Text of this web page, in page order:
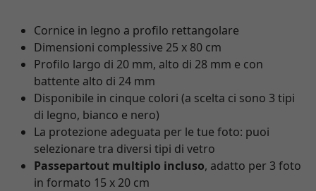
Cornice in legno a profilo rettangolare
Dimensioni complessive 25 x 80 cm
Profilo largo di 20 mm, alto di 28 mm e con
battente alto di 24 mm
Disponibile in cinque colori (a scelta ci sono 3 tipi
di legno, bianco e nero)
La protezione adeguata per le tue foto: puoi
selezionare tra diversi tipi di vetro
Passepartout multiplo incluso, adatto per 3 foto
in formato 15 x 20 cm